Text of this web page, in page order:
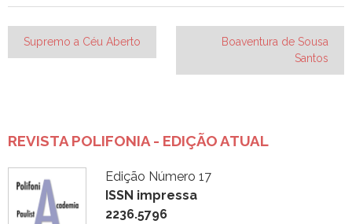
Navegação
Supremo a Céu Aberto
Boaventura de Sousa
Santos
REVISTA POLIFONIA - EDIÇÃO ATUAL
Edição Número 17
ISSN impressa
2236.5796